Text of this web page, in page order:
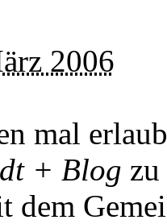
2006
mal
+ Blog
dem